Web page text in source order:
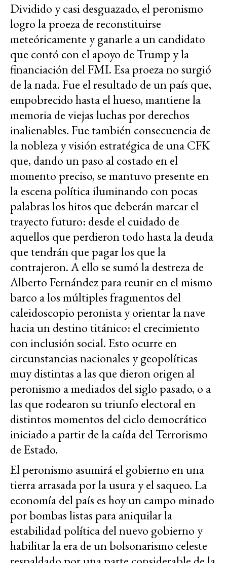
Dividido y casi desguazado, el peronismo
logro la proeza de reconstituirse
meteóricamente y ganarle a un candidato
que contó con el apoyo de Trump y la
financiación del FMI. Esa proeza no surgió
de la nada. Fue el resultado de un país que,
empobrecido hasta el hueso, mantiene la
memoria de viejas luchas por derechos
inalienables. Fue también consecuencia de
la nobleza y visión estratégica de una CFK
que, dando un paso al costado en el
momento preciso, se mantuvo presente en
la escena política iluminando con pocas
palabras los hitos que deberán marcar el
trayecto futuro: desde el cuidado de
aquellos que perdieron todo hasta la deuda
que tendrán que pagar los que la
contrajeron. A ello se sumó la destreza de
Alberto Fernández para reunir en el mismo
barco a los múltiples fragmentos del
caleidoscopio peronista y orientar la nave
hacia un destino titánico: el crecimiento
con inclusión social. Esto ocurre en
circunstancias nacionales y geopolíticas
muy distintas a las que dieron origen al
peronismo a mediados del siglo pasado, o a
las que rodearon su triunfo electoral en
distintos momentos del ciclo democrático
iniciado a partir de la caída del Terrorismo
de Estado.
El peronismo asumirá el gobierno en una
tierra arrasada por la usura y el saqueo. La
economía del país es hoy un campo minado
por bombas listas para aniquilar la
estabilidad política del nuevo gobierno y
habilitar la era de un bolsonarismo celeste